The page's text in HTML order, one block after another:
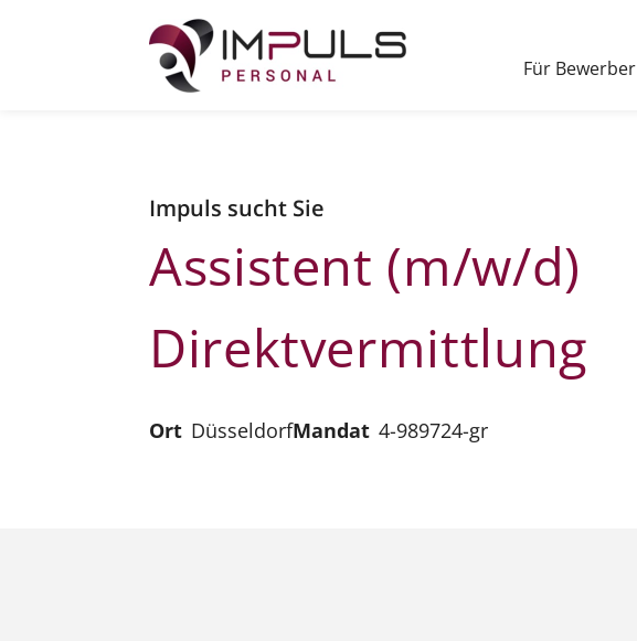
Für Bewerber
Impuls sucht Sie
Assistent (m/w/d)
Direktvermittlung
Ort DüsseldorfMandat 4-989724-gr